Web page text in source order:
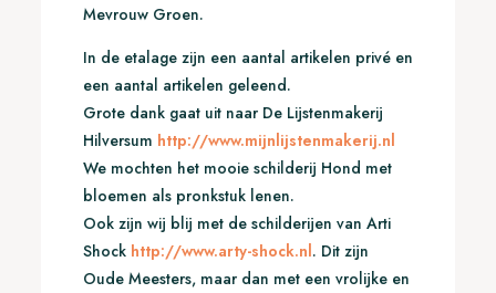
Mevrouw Groen.
In de etalage zijn een aantal artikelen privé en
een aantal artikelen geleend.
Grote dank gaat uit naar De Lijstenmakerij
Hilversum http://www.mijnlijstenmakerij.nl
We mochten het mooie schilderij Hond met
bloemen als pronkstuk lenen.
Ook zijn wij blij met de schilderijen van Arti
Shock http://www.arty-shock.nl. Dit zijn
Oude Meesters, maar dan met een vrolijke en